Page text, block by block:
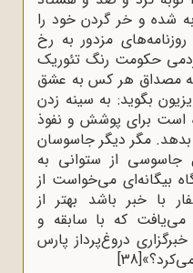
شده و خر گردن خود را
مزدور به رخ
حکومت رنگ تئوریک
به مصداق هر کس به عشق
بگوید: به سینه زدن
است برای پوشش و نفوذ
بدهد. مگر دیگر جاسوسان
از ستوانی به
بیگانه‌ای می‌خواست از
با خبر باشد بهتر از
که با سابقه و
دروغ‌پرداز پارس
[38]